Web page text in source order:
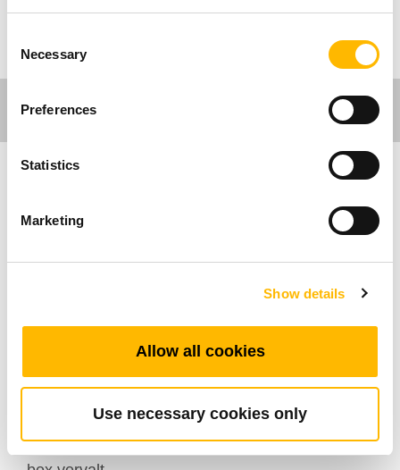
Selection
Necessary
Preferences
Statistics
Marketing
Show details
Allow all cookies
Use necessary cookies only
maximale duw-/trekkracht van 16.000N biedt de
cilinders. Bovendien heeft de MA3 een optionele
T-Smart versie. Ingebed met een stuurkaart,
maakt de MA3 eenvoudige integratie met
verschillende bedieningsinterfaces mogelijk,